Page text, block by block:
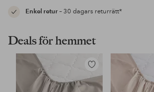
Enkel retur– 30 dagars returrätt*
Deals för hemmet
Lägg
till
i